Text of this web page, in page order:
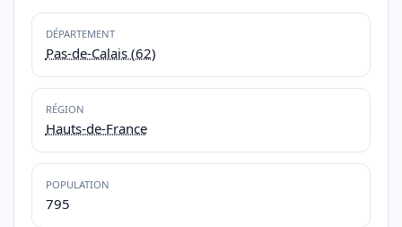
DÉPARTEMENT
Pas-de-Calais (62)
RÉGION
Hauts-de-France
POPULATION
795